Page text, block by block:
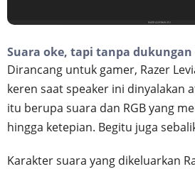
Suara oke, tapi tanpa dukungan
Dirancang untuk gamer, Razer
keren saat speaker ini dinyalakan
itu berupa suara dan RGB yang
hingga ketepian. Begitu juga
Karakter suara yang dikeluarkan